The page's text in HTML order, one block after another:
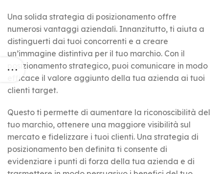
Una solida strategia di posizionamento offre
numerosi vantaggi aziendali. Innanzitutto, ti aiuta a
distinguerti dai tuoi concorrenti e a creare
un’immagine distintiva per il tuo marchio. Con il
posizionamento strategico, puoi comunicare in modo
efficace il valore aggiunto della tua azienda ai tuoi
clienti target.
Questo ti permette di aumentare la riconoscibilità del
tuo marchio, ottenere una maggiore visibilità sul
mercato e fidelizzare i tuoi clienti. Una strategia di
posizionamento ben definita ti consente di
evidenziare i punti di forza della tua azienda e di